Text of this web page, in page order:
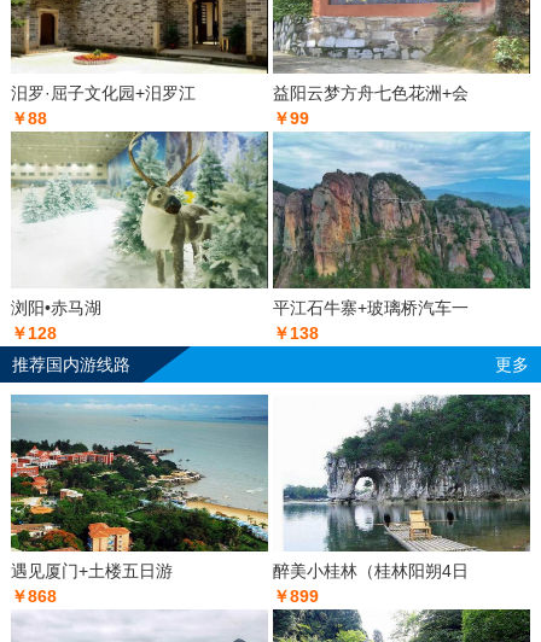
汨罗·屈子文化园+汨罗江
￥88
益阳云梦方舟七色花洲+会
￥99
浏阳•赤马湖
￥128
平江石牛寨+玻璃桥汽车一
￥138
推荐国内游线路
更多
遇见厦门+土楼五日游
￥868
醉美小桂林（桂林阳朔4日
￥899